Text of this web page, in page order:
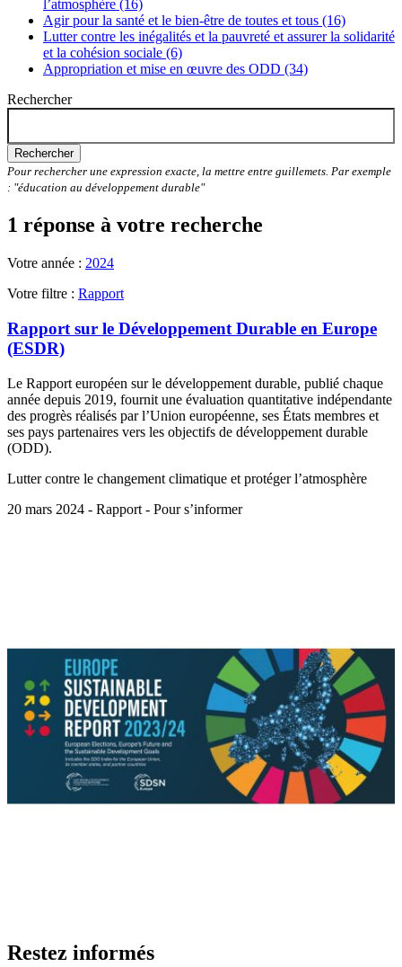
l’atmosphère (16)
Agir pour la santé et le bien-être de toutes et tous (16)
Lutter contre les inégalités et la pauvreté et assurer la solidarité
et la cohésion sociale (6)
Appropriation et mise en œuvre des ODD (34)
Rechercher
Rechercher
Pour rechercher une expression exacte, la mettre entre guillemets. Par exemple
: "éducation au développement durable"
1 réponse à votre recherche
Votre année : 2024
Votre filtre : Rapport
Rapport sur le Développement Durable en Europe
(ESDR)
Le Rapport européen sur le développement durable, publié chaque
année depuis 2019, fournit une évaluation quantitative indépendante
des progrès réalisés par l’Union européenne, ses États membres et
ses pays partenaires vers les objectifs de développement durable
(ODD).
Lutter contre le changement climatique et protéger l’atmosphère
20 mars 2024 - Rapport - Pour s’informer
Restez informés